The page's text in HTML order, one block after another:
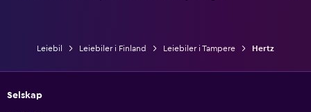
Leiebil Leiebiler i Finland Leiebiler i Tampere Hertz
Selskap